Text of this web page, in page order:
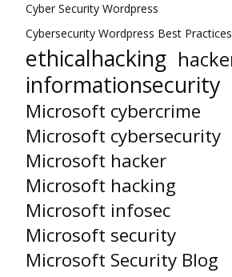
Cyber Security Wordpress
Cybersecurity Wordpress Best Practices
ethicalhacking
informationsecurity
Microsoft cybercrime
Microsoft cybersecurity
Microsoft hacker
Microsoft hacking
Microsoft infosec
Microsoft security
Microsoft Security Blog